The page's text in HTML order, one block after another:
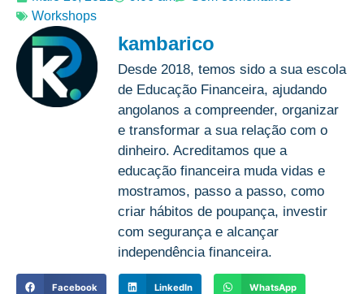
Workshops
kambarico
Desde 2018, temos sido a sua escola
de Educação Financeira, ajudando
angolanos a compreender, organizar
e transformar a sua relação com o
dinheiro. Acreditamos que a
educação financeira muda vidas e
mostramos, passo a passo, como
criar hábitos de poupança, investir
com segurança e alcançar
independência financeira.
Facebook LinkedIn WhatsApp